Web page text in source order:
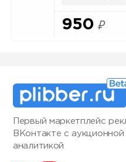
950 ₽
Первый маркетплейс
ВКонтакте с
аналитикой